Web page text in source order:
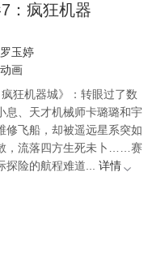
：疯狂机器
罗玉婷
动画
疯狂机器城》：转眼过了数
息、天才机械师卡璐璐和宇
修飞船，却被遥远星系突如
，流落四方生死未卜……赛
险的航程难道...
详情